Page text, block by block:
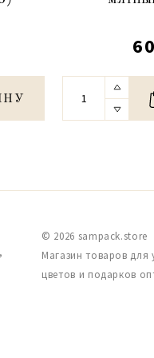
© 2026 sampack.store
Магазин товаров
цветов и подарков